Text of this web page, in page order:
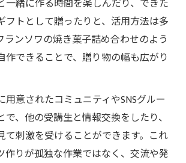
一緒に作る時間を楽しんだり、できた
フトとして贈ったりと、活用方法は多
ランソワの焼き菓子詰め合わせのよう
作できることで、贈り物の幅も広がり
用意されたコミュニティやSNSグルー
で、他の受講生と情報交換をしたり、
て刺激を受けることができます。これ
作りが孤独な作業ではなく、交流や発